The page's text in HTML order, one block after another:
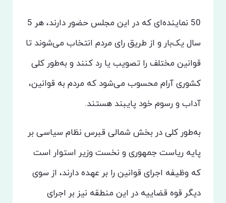
50 نماینده‌ای که در این مجلس حضور دارند، هر 5
سال یک‌بار و از طریق رای مردم انتخاب می‌شوند تا
قوانین مختلف را تصویب یا رد کنند و به‌طور کلی
کشوری آرام محسوب می‌شود که مردم به قوانین،
آداب و رسوم خود پایبند هستند.
به‌طور کلی در بخش شمالی قبرس نظام سیاسی بر
پایه ریاست جمهوری و نخست وزیر استوار است
که وظیفه اجرای قوانین را بر عهده دارند، از سوی
دیگر قوه قضاییه در این منطقه نیز بر اجرای